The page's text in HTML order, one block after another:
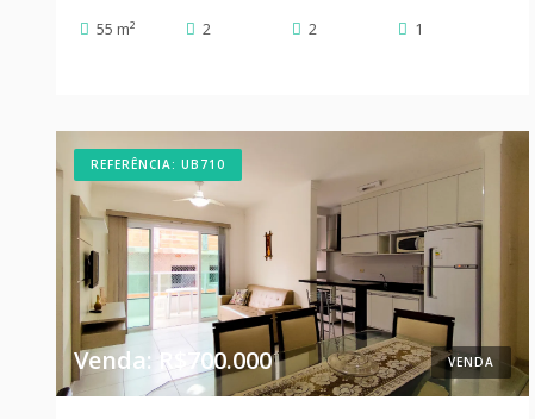
55 m²
2 2 1
REFERÊNCIA: UB710
VENDA
Venda: R$700.000